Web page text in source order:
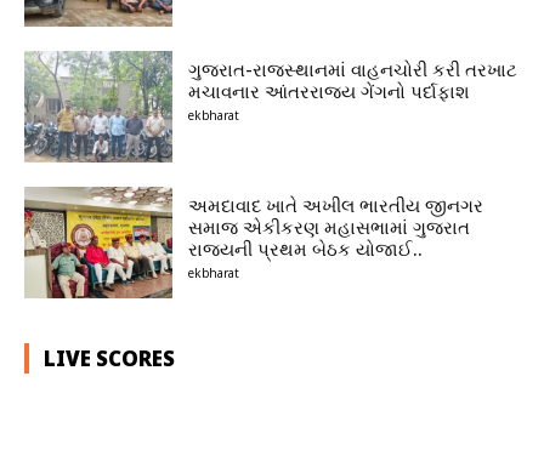
ગુજરાત-રાજસ્થાનમાં વાહનચોરી કરી તરખાટ
મચાવનાર આંતરરાજ્ય ગેંગનો પર્દાફાશ
ekbharat
અમદાવાદ ખાતે અખીલ ભારતીય જીનગર
સમાજ એકીકરણ મહાસભામાં ગુજરાત
રાજ્યની પ્રથમ બેઠક યોજાઈ..
ekbharat
LIVE SCORES